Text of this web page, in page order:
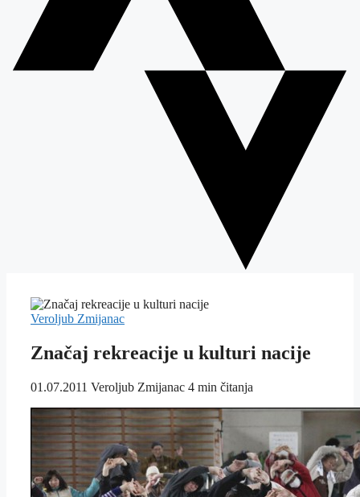
Veroljub Zmijanac
Značaj rekreacije u kulturi nacije
01.07.2011 Veroljub Zmijanac 4 min čitanja